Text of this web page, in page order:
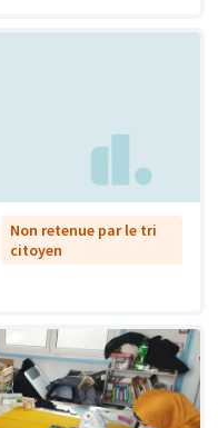
Non retenue par le tri
citoyen